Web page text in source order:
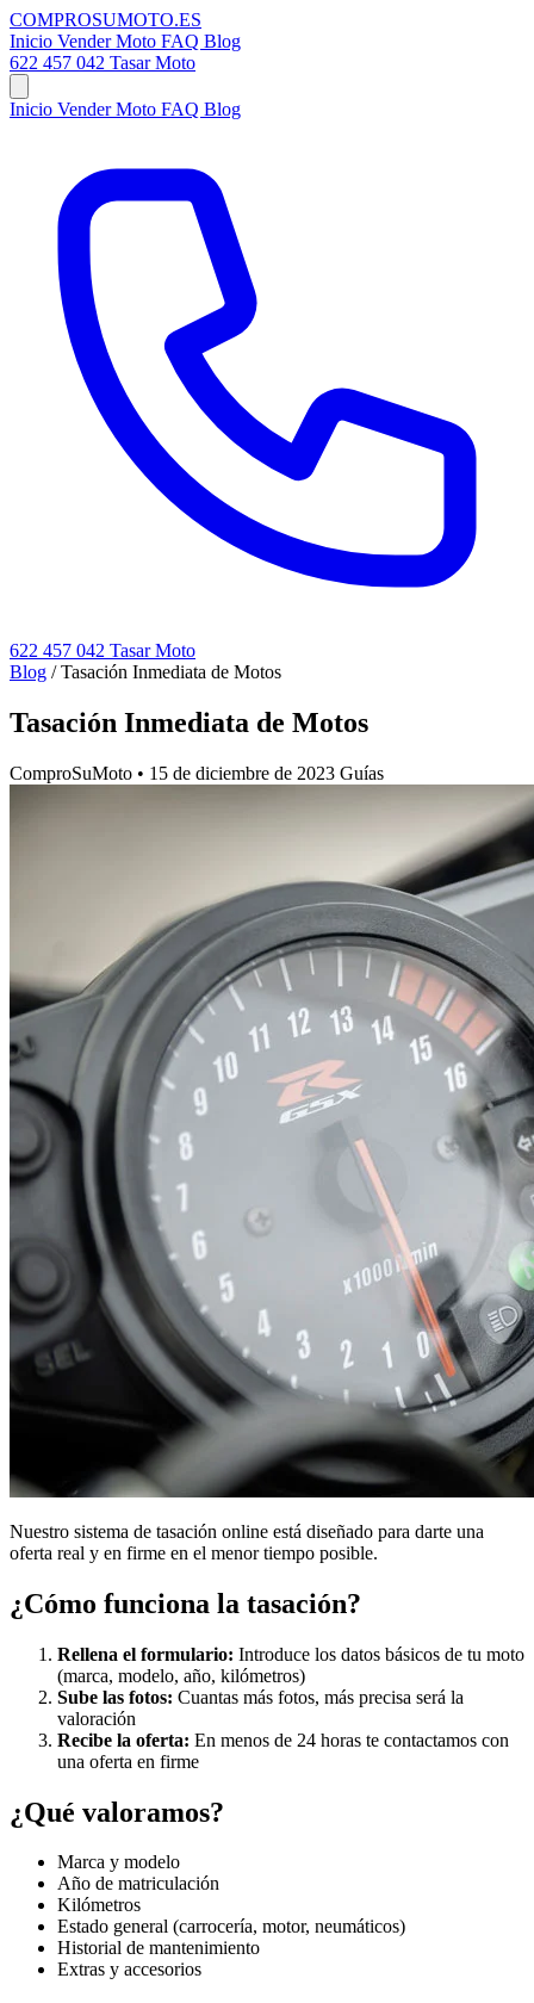
COMPROSUMOTO.ES
Inicio Vender Moto FAQ Blog
622 457 042 Tasar Moto
Inicio Vender Moto FAQ Blog
622 457 042 Tasar Moto
Blog / Tasación Inmediata de Motos
Tasación Inmediata de Motos
ComproSuMoto • 15 de diciembre de 2023 Guías
Nuestro sistema de tasación online está diseñado para darte una
oferta real y en firme en el menor tiempo posible.
¿Cómo funciona la tasación?
Rellena el formulario: Introduce los datos básicos de tu moto
(marca, modelo, año, kilómetros)
Sube las fotos: Cuantas más fotos, más precisa será la
valoración
Recibe la oferta: En menos de 24 horas te contactamos con
una oferta en firme
¿Qué valoramos?
Marca y modelo
Año de matriculación
Kilómetros
Estado general (carrocería, motor, neumáticos)
Historial de mantenimiento
Extras y accesorios